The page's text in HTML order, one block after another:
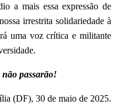
a mais essa expressão de
irrestrita solidariedade à
uma voz crítica e militante
não passarão!
(DF), 30 de maio de 2025.